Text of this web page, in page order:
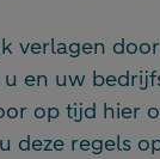
verlagen
en uw
op tijd hier
deze regels